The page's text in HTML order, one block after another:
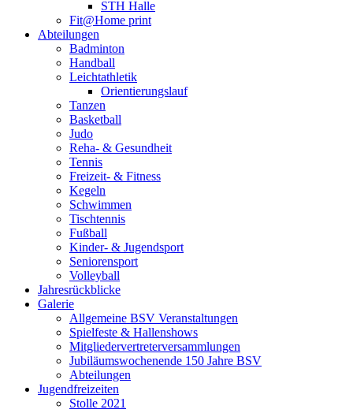
STH Halle
Fit@Home print
Abteilungen
Badminton
Handball
Leichtathletik
Orientierungslauf
Tanzen
Basketball
Judo
Reha- & Gesundheit
Tennis
Freizeit- & Fitness
Kegeln
Schwimmen
Tischtennis
Fußball
Kinder- & Jugendsport
Seniorensport
Volleyball
Jahresrückblicke
Galerie
Allgemeine BSV Veranstaltungen
Spielfeste & Hallenshows
Mitgliedervertreterversammlungen
Jubiläumswochenende 150 Jahre BSV
Abteilungen
Jugendfreizeiten
Stolle 2021